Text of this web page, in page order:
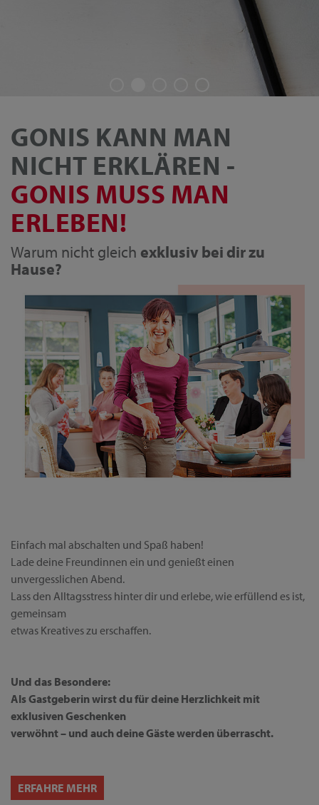
GONIS KANN MAN
NICHT ERKLÄREN -
GONIS MUSS MAN
ERLEBEN!
Warum nicht gleich exklusiv bei dir zu
Hause?
Einfach mal abschalten und Spaß haben!
Lade deine Freundinnen ein und genießt einen
unvergesslichen Abend.
Lass den Alltagsstress hinter dir und erlebe, wie erfüllend es ist,
gemeinsam
etwas Kreatives zu erschaffen.
Und das Besondere:
Als Gastgeberin wirst du für deine Herzlichkeit mit
exklusiven Geschenken
verwöhnt – und auch deine Gäste werden überrascht.
ERFAHRE MEHR